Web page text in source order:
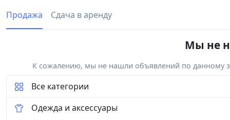
Продажа Сдача в аренду
Мы не
К сожалению, мы не нашли объявлений по данному
Все категории
Одежда и аксессуары